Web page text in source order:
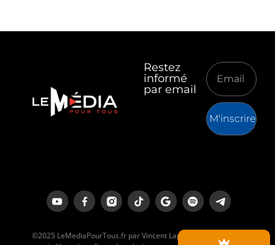
Restez
informé
par email
M'inscrire
©2025 LeMediaPourTous.fr par Vincent Lapierre est un média